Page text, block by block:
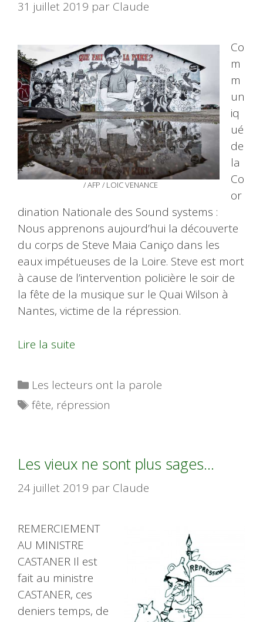
31 juillet 2019 par Claude
/ AFP / LOIC VENANCE
Co
m
m
un
iq
ué
de
la
Co
or
dination Nationale des Sound systems :
Nous apprenons aujourd’hui la découverte
du corps de Steve Maia Caniço dans les
eaux impétueuses de la Loire. Steve est mort
à cause de l’intervention policière le soir de
la fête de la musique sur le Quai Wilson à
Nantes, victime de la répression.
Lire la suite
Catégories
Les lecteurs ont la parole
Étiquettes
fête, répression
Les vieux ne sont plus sages…
24 juillet 2019 par Claude
REMERCIEMENT
AU MINISTRE
CASTANER Il est
fait au ministre
CASTANER, ces
deniers temps, de